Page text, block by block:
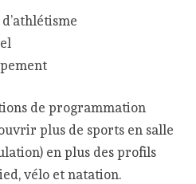
de programmation
plus de sports en salle
en plus des profils
vélo et natation.